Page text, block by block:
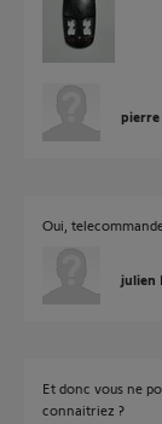
pierre
Oui,
julien
Et donc vous ne
connaitriez ?